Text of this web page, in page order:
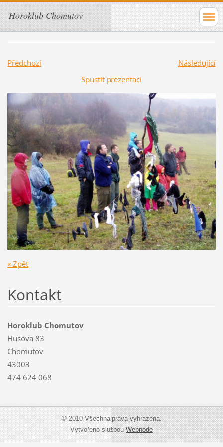
Horoklub Chomutov
Předchozí
Následující
Spustit prezentaci
« Zpět
Kontakt
Horoklub Chomutov
Husova 83
Chomutov
43003
474 624 068
© 2010 Všechna práva vyhrazena.
Vytvořeno službouWebnode